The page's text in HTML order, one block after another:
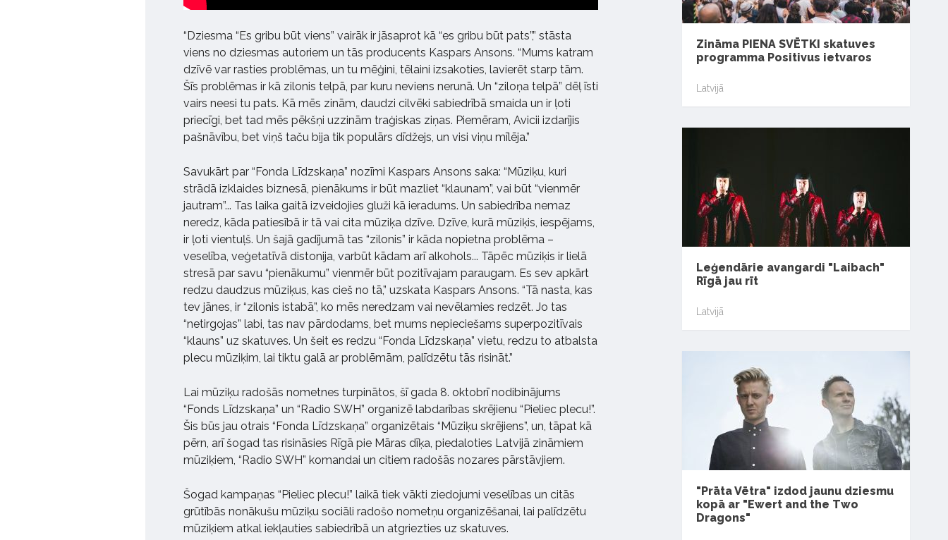
“Dziesma “Es gribu būt viens” vairāk ir jāsaprot kā “es gribu būt pats”,” stāsta
viens no dziesmas autoriem un tās producents Kaspars Ansons. “Mums katram
dzīvē var rasties problēmas, un tu mēģini, tēlaini izsakoties, lavierēt starp tām.
Šīs problēmas ir kā zilonis telpā, par kuru neviens nerunā. Un “ziloņa telpā” dēļ īsti
vairs neesi tu pats. Kā mēs zinām, daudzi cilvēki sabiedrībā smaida un ir ļoti
priecīgi, bet tad mēs pēkšņi uzzinām traģiskas ziņas. Piemēram, Avicii izdarījis
pašnāvību, bet viņš taču bija tik populārs dīdžejs, un visi viņu mīlēja.”
Savukārt par “Fonda Līdzskaņa” nozīmi Kaspars Ansons saka: “Mūziķu, kuri
strādā izklaides biznesā, pienākums ir būt mazliet “klaunam”, vai būt “vienmēr
jautram”... Tas laika gaitā izveidojies gluži kā ieradums. Un sabiedrība nemaz
neredz, kāda patiesībā ir tā vai cita mūziķa dzīve. Dzīve, kurā mūziķis, iespējams,
ir ļoti vientuļš. Un šajā gadījumā tas “zilonis” ir kāda nopietna problēma –
veselība, veģetatīvā distonija, varbūt kādam arī alkohols... Tāpēc mūziķis ir lielā
stresā par savu “pienākumu” vienmēr būt pozitīvajam paraugam. Es sev apkārt
redzu daudzus mūziķus, kas cieš no tā,” uzskata Kaspars Ansons. “Tā nasta, kas
tev jānes, ir “zilonis istabā”, ko mēs neredzam vai nevēlamies redzēt. Jo tas
“netirgojas” labi, tas nav pārdodams, bet mums nepieciešams superpozitīvais
“klauns” uz skatuves. Un šeit es redzu “Fonda Līdzskaņa” vietu, redzu to atbalsta
plecu mūziķim, lai tiktu galā ar problēmām, palīdzētu tās risināt.”
Lai mūziķu radošās nometnes turpinātos, šī gada 8. oktobrī nodibinājums
“Fonds Līdzskaņa” un “Radio SWH” organizē labdarības skrējienu “Pieliec plecu!”.
Šis būs jau otrais “Fonda Līdzskaņa” organizētais “Mūziķu skrējiens”, un, tāpat kā
pērn, arī šogad tas risināsies Rīgā pie Māras dīķa, piedaloties Latvijā zināmiem
mūziķiem, “Radio SWH” komandai un citiem radošās nozares pārstāvjiem.
Šogad kampaņas “Pieliec plecu!” laikā tiek vākti ziedojumi veselības un citās
grūtībās nonākušu mūziķu sociāli radošo nometņu organizēšanai, lai palīdzētu
mūziķiem atkal iekļauties sabiedrībā un atgriezties uz skatuves.
Zināma PIENA SVĒTKI skatuves
programma Positivus ietvaros
Latvijā
Leģendārie avangardi "Laibach"
Rīgā jau rīt
Latvijā
"Prāta Vētra" izdod jaunu dziesmu
kopā ar "Ewert and the Two
Dragons"